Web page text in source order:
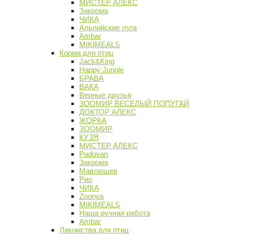
МИСТЕР АЛЕКС
Закрома
ЧИКА
Альпийские луга
Ambar
MIKIMEALS
Корма для птиц
Jack&King
Happy Jungle
БРАВА
ВАКА
Верные друзья
ЗООМИР ВЕСЕЛЫЙ ПОПУГАЙ
ДОКТОР АЛЕКС
ЖОРКА
ЗООМИР
КУЗЯ
МИСТЕР АЛЕКС
Padovan
Закрома
Мавлюшев
Рио
ЧИКА
Zoonya
MIKIMEALS
Наша ручная работа
Ambar
Лакомства для птиц